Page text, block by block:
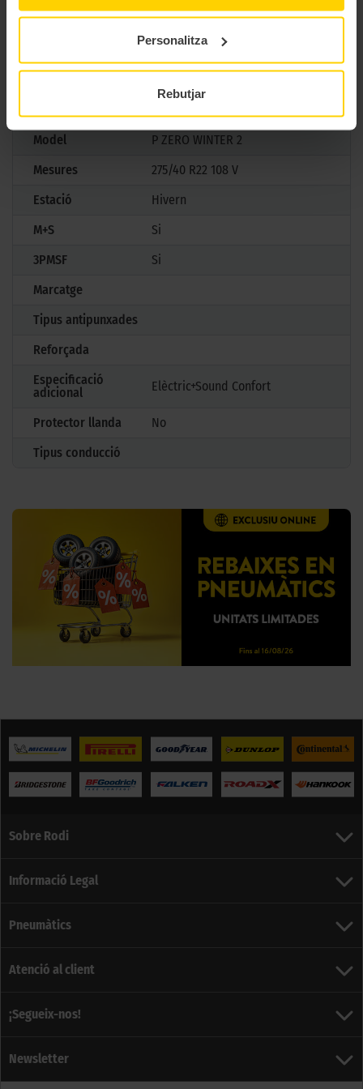
Personalitza
Rebutjar
tecnologia d’avantguarda en cada trajecte, establint un nou
CARACTERÍSTIQUES TÈCNIQUES
Model
P ZERO WINTER 2
Mesures
275/40 R22 108 V
Estació
Hivern
M+S
Si
3PMSF
Si
Marcatge
Tipus antipunxades
Reforçada
Especificació
adicional
Elèctric+Sound Confort
Protector llanda
No
Tipus conducció
Sobre Rodi
Informació Legal
Pneumàtics
Atenció al client
¡Segueix-nos!
Newsletter